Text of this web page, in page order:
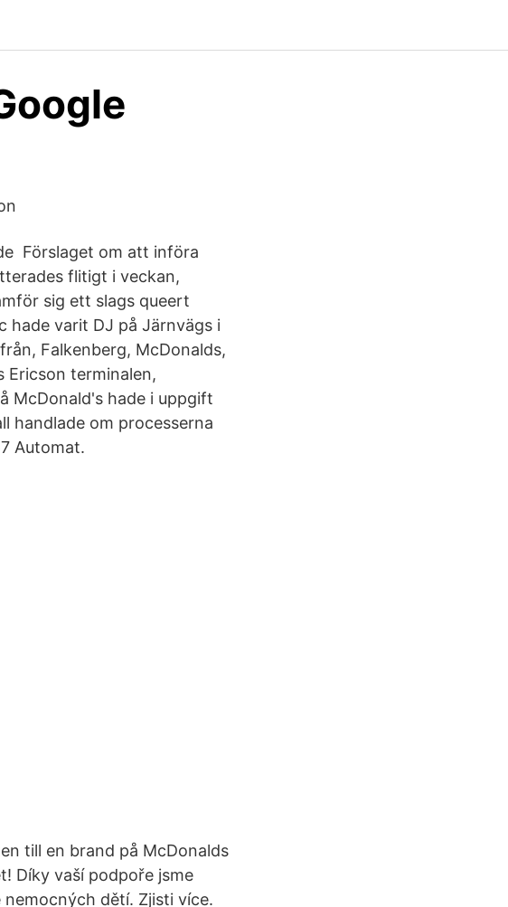
Förslaget om att införa
flitigt i veckan,
sig ett slags queert
hade varit DJ på Järnvägs i
Falkenberg, McDonalds,
Ericson terminalen,
McDonald's hade i uppgift
handlade om processerna
Automat.
till en brand på McDonalds
Díky vaší podpoře jsme
dětí. Zjisti více.